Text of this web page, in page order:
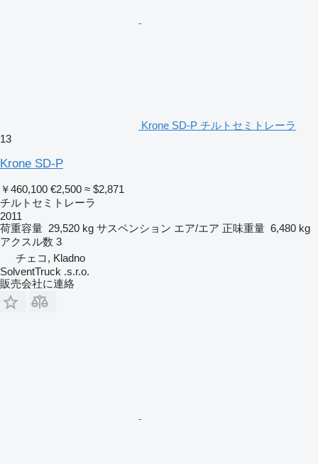
Krone SD-P チルトセミトレーラ
13
Krone SD-P
￥460,100 €2,500 ≈ $2,871
チルトセミトレーラ
2011
荷重容量 29,520 kg サスペンション エア/エア 正味重量 6,480 kg
アクスル数 3
チェコ, Kladno
SolventTruck .s.r.o.
販売会社に連絡